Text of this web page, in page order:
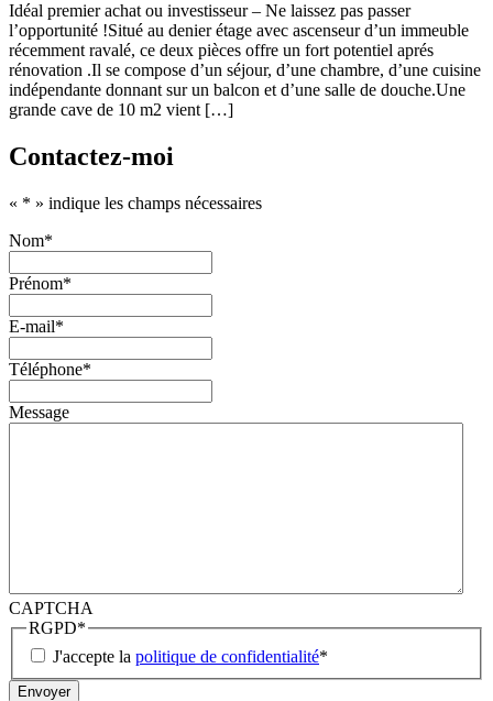
Idéal premier achat ou investisseur – Ne laissez pas passer
l’opportunité !Situé au denier étage avec ascenseur d’un immeuble
récemment ravalé, ce deux pièces offre un fort potentiel aprés
rénovation .Il se compose d’un séjour, d’une chambre, d’une cuisine
indépendante donnant sur un balcon et d’une salle de douche.Une
grande cave de 10 m2 vient […]
Contactez-moi
« * » indique les champs nécessaires
Nom*
Prénom*
E-mail*
Téléphone*
Message
CAPTCHA
RGPD*
J'accepte la politique de confidentialité*